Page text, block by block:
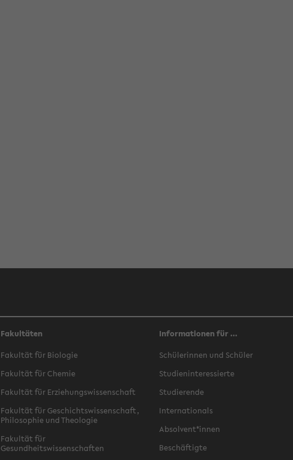
Fakultäten
Fakultät für Biologie
Fakultät für Chemie
Fakultät für Erziehungswissenschaft
Fakultät für Geschichtswissenschaft,
Philosophie und Theologie
Fakultät für
Gesundheitswissenschaften
Informationen für ...
Schülerinnen und Schüler
Studieninteressierte
Studierende
Internationals
Absolvent*innen
Beschäftigte